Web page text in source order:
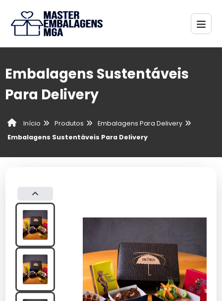
Embalagens Sustentáveis
Para Delivery
Início Produtos
Embalagens Para Delivery
Embalagens Sustentáveis Para Delivery